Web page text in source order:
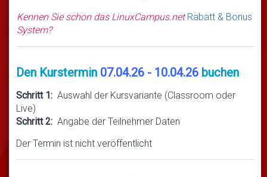
Kennen Sie schon das LinuxCampus.netRabatt & Bonus
System?
Den Kurstermin 07.04.26 - 10.04.26 buchen
Schritt 1: Auswahl der Kursvariante (Classroom oder
Live)
Schritt 2: Angabe der Teilnehmer Daten
Der Termin ist nicht veröffentlicht